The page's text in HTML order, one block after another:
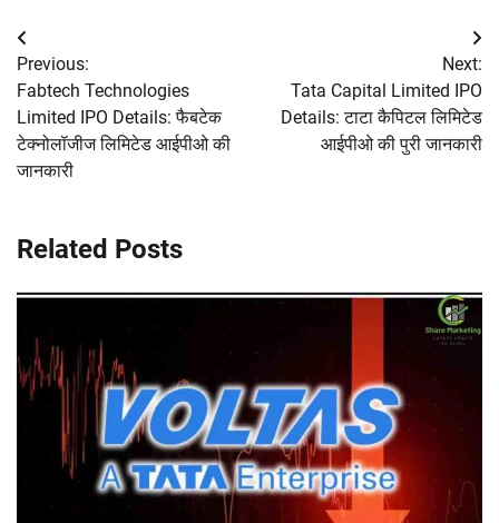
Post
navigation
Previous:
Fabtech Technologies
Limited IPO Details: फैबटेक
टेक्नोलॉजीज लिमिटेड आईपीओ की
जानकारी
Next:
Tata Capital Limited IPO
Details: टाटा कैपिटल लिमिटेड
आईपीओ की पुरी जानकारी
Related Posts